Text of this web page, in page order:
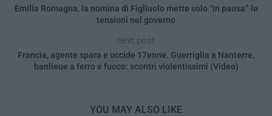
Emilia Romagna, la nomina di Figliuolo mette solo “in pausa” le
tensioni nel governo
next post
Francia, agente spara e uccide 17enne. Guerriglia a Nanterre,
banlieue a ferro e fuoco: scontri violentissimi (Video)
YOU MAY ALSO LIKE